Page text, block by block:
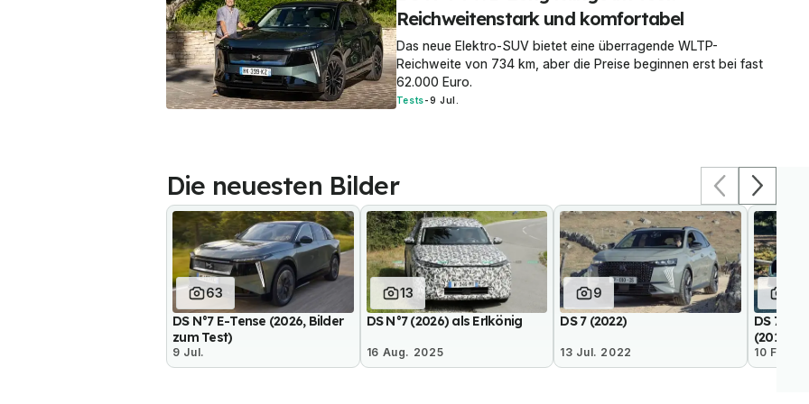
Reichweitenstark und komfortabel
Das neue Elektro-SUV bietet eine überragende WLTP-
Reichweite von 734 km, aber die Preise beginnen erst bei fast
62.000 Euro.
Tests-9 Jul.
Die neuesten Bilder
63
DS N°7 E-Tense (2026, Bilder
zum Test)
9 Jul.
13
DS N°7 (2026) als Erlkönig
16 Aug. 2025
9
DS 7 (2022)
13 Jul. 2022
DS 7
(2018)
10 Feb.